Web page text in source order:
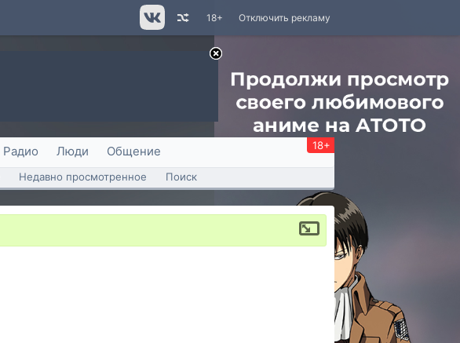
Отключить рекламу
18+
Радио Люди Общение 18+
Недавно просмотренное Поиск